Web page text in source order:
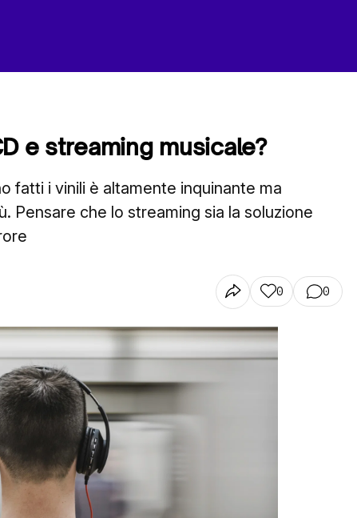
e streaming musicale?
fatti i vinili è altamente inquinante ma
Pensare che lo streaming sia la soluzione
0 0